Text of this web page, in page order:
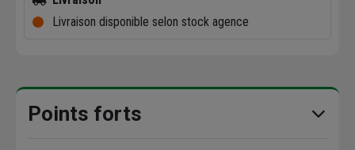
Livraison disponible selon stock agence
Points forts